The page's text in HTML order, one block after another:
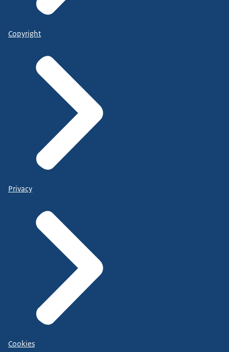
Copyright
Privacy
Cookies